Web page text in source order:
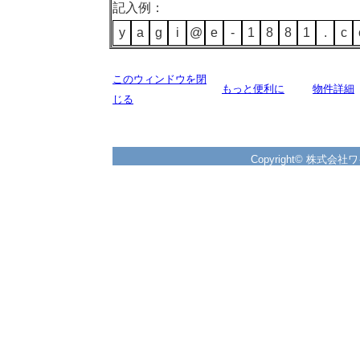
記入例：
y
a g i @ e - 1 8 8 1 . c
このウィンドウを閉
じる
もっと便利に 物件詳細
Copyright© 株式会社